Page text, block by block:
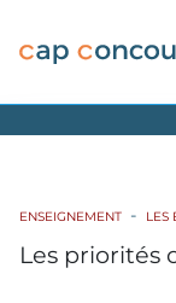
ENSEIGNEMENT LES
Les priorités